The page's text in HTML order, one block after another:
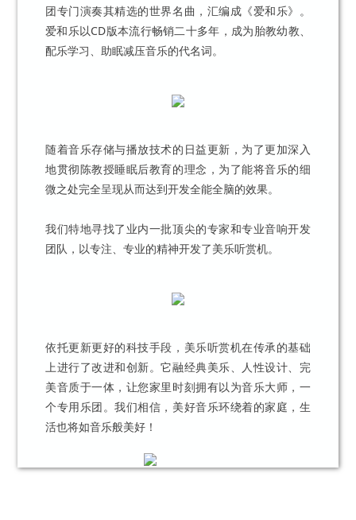
团专门演奏其精选的世界名曲，汇编成《爱和乐》。
爱和乐以CD版本流行畅销二十多年，成为胎教幼教、
配乐学习、助眠减压音乐的代名词。
随着音乐存储与播放技术的日益更新，为了更加深入
地贯彻陈教授睡眠后教育的理念，为了能将音乐的细
微之处完全呈现从而达到开发全能全脑的效果。
我们特地寻找了业内一批顶尖的专家和专业音响开发
团队，以专注、专业的精神开发了美乐听赏机。
依托更新更好的科技手段，美乐听赏机在传承的基础
上进行了改进和创新。它融经典美乐、人性设计、完
美音质于一体，让您家里时刻拥有以为音乐大师，一
个专用乐团。我们相信，美好音乐环绕着的家庭，生
活也将如音乐般美好！